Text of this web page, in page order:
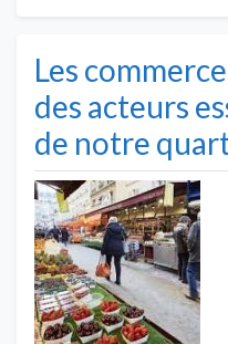
Les
des acteurs
de notre